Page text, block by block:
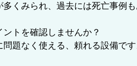
くみられ、過去には死亡事例
トを確認しませんか？
題なく使える、頼れる設備で